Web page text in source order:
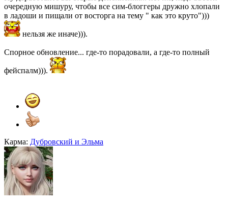
очередную мишуру, чтобы все сим-блоггеры дружно хлопали
в ладоши и пищали от восторга на тему " как это круто")))
нельзя же иначе))).
Спорное обновление... где-то порадовали, а где-то полный
фейспалм))).
Карма: Дубровский и Эльма